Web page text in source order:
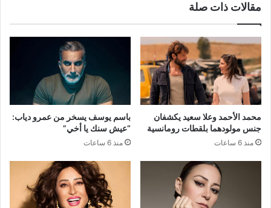
مقالات ذات صلة
محمد الأحمد وعلا سعيد يكشفان
جنس مولودهما بلقطات رومانسية
منذ 6 ساعات
باسم يوسف يسخر من عمرو دياب:
“عيش سنك يا أخي”
منذ 6 ساعات